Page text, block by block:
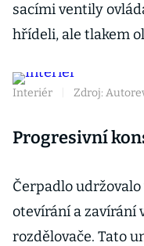
sacími ventily
hřídeli, ale tlakem
Interiér Zdroj:
Progresivní
Čerpadlo
otevírání a zavírání
rozdělovače. Tato